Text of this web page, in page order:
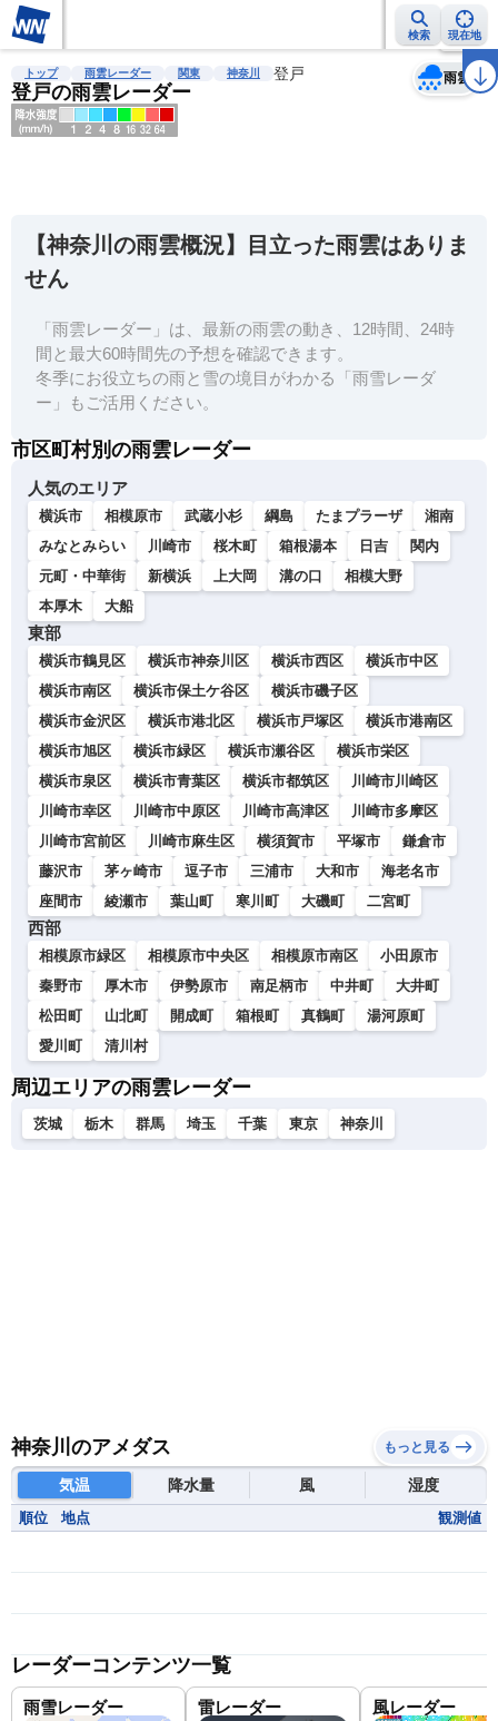
検索 現在地
雨雲レーダー 台風情報 地震情報 警報・注意報 2週間天気 ラ
トップ 雨雲レーダー 関東 神奈川 登戸
登戸の雨雲レーダー
雨雲
天気 台風
【神奈川の雨雲概況】目立った雨雲はありま
せん
「雨雲レーダー」は、最新の雨雲の動き、12時間、24時
間と最大60時間先の予想を確認できます。
冬季にお役立ちの雨と雪の境目がわかる「雨雪レーダ
ー」もご活用ください。
市区町村別の雨雲レーダー
人気のエリア
横浜市 相模原市 武蔵小杉 綱島 たまプラーザ
湘南
みなとみらい
川崎市 桜木町 箱根湯本 日吉
関内
元町・中華街
新横浜 上大岡 溝の口
相模大野
本厚木
大船
東部
横浜市鶴見区 横浜市神奈川区 横浜市西区
横浜市中区
横浜市南区
横浜市保土ケ谷区
横浜市磯子区
横浜市金沢区
横浜市港北区 横浜市戸塚区
横浜市港南区
横浜市旭区
横浜市緑区 横浜市瀬谷区
横浜市栄区
横浜市泉区
横浜市青葉区 横浜市都筑区
川崎市川崎区
川崎市幸区
川崎市中原区 川崎市高津区
川崎市多摩区
川崎市宮前区
川崎市麻生区 横須賀市 平塚市
鎌倉市
藤沢市
茅ヶ崎市 逗子市 三浦市 大和市
海老名市
座間市
綾瀬市 葉山町 寒川町 大磯町 二宮町
西部
相模原市緑区 相模原市中央区 相模原市南区
小田原市
秦野市
厚木市 伊勢原市 南足柄市 中井町
大井町
松田町
山北町 開成町 箱根町 真鶴町
湯河原町
愛川町
清川村
周辺エリアの雨雲レーダー
茨城 栃木 群馬 埼玉 千葉 東京 神奈川
神奈川のアメダス もっと見る
気温 降水量 風 湿度
順位 地点 観測値
レーダーコンテンツ一覧
雨雪レーダー 雷レーダー 風レーダー